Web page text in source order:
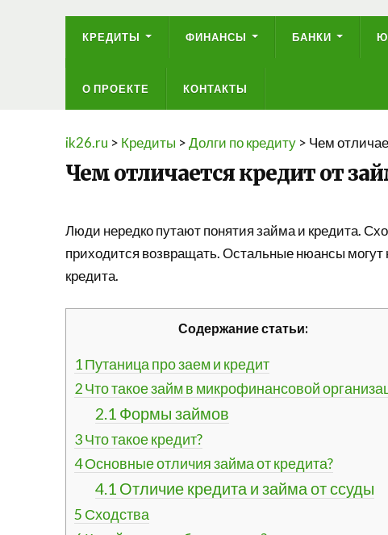
КРЕДИТЫ ФИНАНСЫ БАНКИ
О ПРОЕКТЕ КОНТАКТЫ
ik26.ru > Кредиты >Долги по кредиту > Чем
Чем отличается кредит от
Люди нередко путают понятия займа и кредита.
приходится возвращать. Остальные нюансы могут
кредита.
Содержание статьи:
1Путаница про заем и кредит
2Что такое займ в микрофинансовой
2.1 Формы займов
3Что такое кредит?
4Основные отличия займа от кредита?
4.1 Отличие кредита и займа от ссуды
5 Сходства